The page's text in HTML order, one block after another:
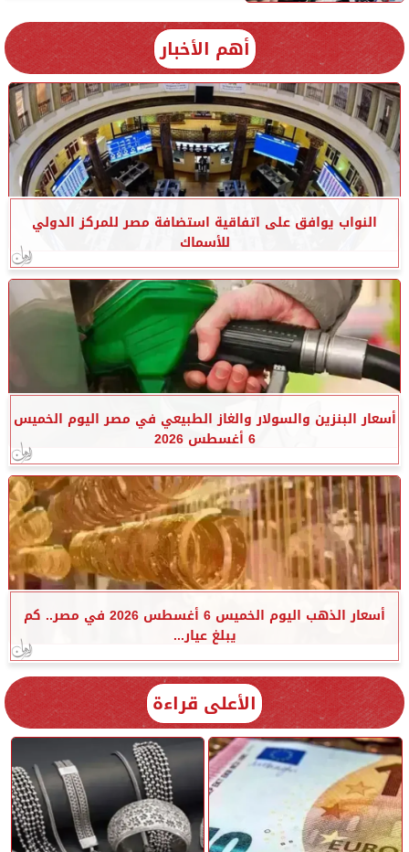
أهم الأخبار
النواب يوافق على اتفاقية استضافة مصر للمركز الدولي
للأسماك
أسعار البنزين والسولار والغاز الطبيعي في مصر اليوم الخميس
6 أغسطس 2026
أسعار الذهب اليوم الخميس 6 أغسطس 2026 في مصر.. كم
يبلغ عيار...
الأعلى قراءة